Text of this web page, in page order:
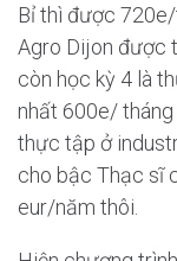
Bỉ thì được
Agro Dijon được
còn học kỳ 4 là
nhất 600e/ tháng
thực tập ở
cho bậc Thạc sĩ
eur/năm thôi.